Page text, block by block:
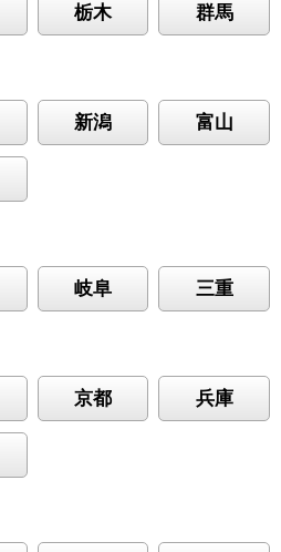
栃木 群馬
新潟 富山
岐阜 三重
京都 兵庫